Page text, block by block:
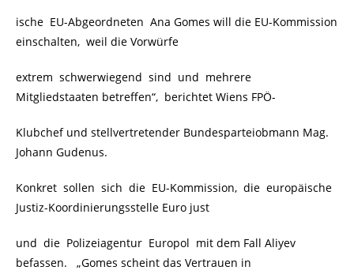
ische EU-Abgeordneten Ana Gomes will die EU-Kommission
einschalten, weil die Vorwürfe
extrem schwerwiegend sind und mehrere
Mitgliedstaaten betreffen“, berichtet Wiens FPÖ-
Klubchef und stellvertretender Bundesparteiobmann Mag.
Johann Gudenus.
Konkret sollen sich die EU-Kommission, die europäische
Justiz-Koordinierungsstelle Euro just
und die Polizeiagentur Europol mit dem Fall Aliyev
befassen. „Gomes scheint das Vertrauen in